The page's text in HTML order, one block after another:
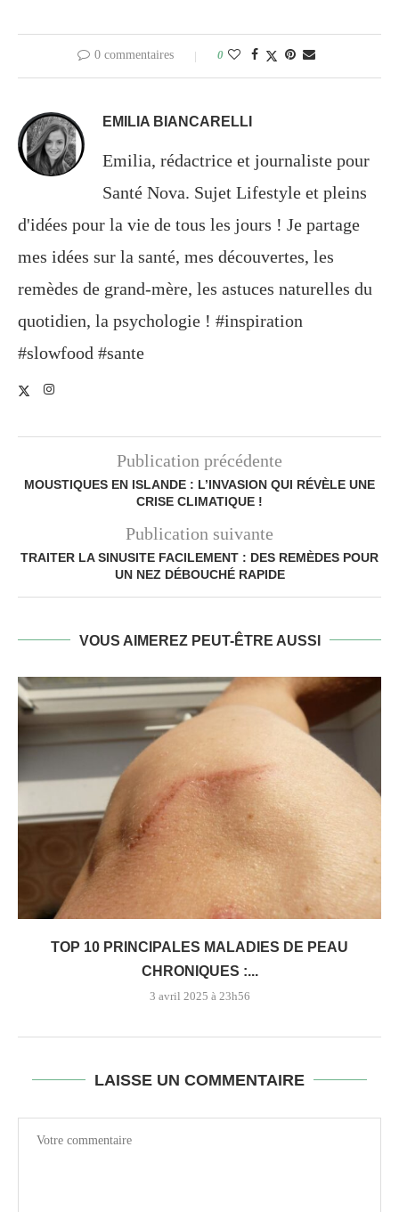
0 commentaires 0
EMILIA BIANCARELLI
Emilia, rédactrice et journaliste pour
Santé Nova. Sujet Lifestyle et pleins
d'idées pour la vie de tous les jours ! Je partage
mes idées sur la santé, mes découvertes, les
remèdes de grand-mère, les astuces naturelles du
quotidien, la psychologie ! #inspiration
#slowfood #sante
Publication précédente
MOUSTIQUES EN ISLANDE : L’INVASION QUI RÉVÈLE UNE
CRISE CLIMATIQUE !
Publication suivante
TRAITER LA SINUSITE FACILEMENT : DES REMÈDES POUR
UN NEZ DÉBOUCHÉ RAPIDE
VOUS AIMEREZ PEUT-ÊTRE AUSSI
TOP 10 PRINCIPALES MALADIES DE PEAU
CHRONIQUES :...
3 avril 2025 à 23h56
LAISSE UN COMMENTAIRE